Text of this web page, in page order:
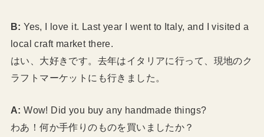
B: Yes, I love it. Last year I went to Italy, and I visited a
local craft market there.
はい、大好きです。去年はイタリアに行って、現地のク
ラフトマーケットにも行きました。
A: Wow! Did you buy any handmade things?
わあ！何か手作りのものを買いましたか？